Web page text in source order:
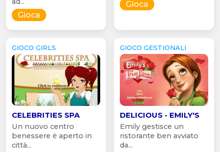
Gioca
Gioca
GIOCO GIRLS
CELEBRITIES SPA
Un nuovo centro
benessere è aperto in
città...
GIOCO GESTIONALI
DELICIOUS - EMILY'S
Emily gestisce un
ristorante ben avviato
da...